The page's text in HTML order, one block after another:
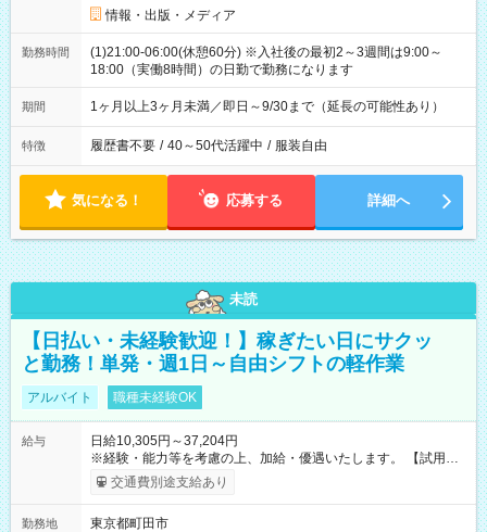
情報・出版・メディア
勤務時間
(1)21:00-06:00(休憩60分) ※入社後の最初2～3週間は9:00～
18:00（実働8時間）の日勤で勤務になります
期間 1ヶ月以上3ヶ月未満／即日～9/30まで（延長の可能性あり）
特徴 履歴書不要 / 40～50代活躍中 / 服装自由
気になる！ 応募する 詳細へ
未読
【日払い・未経験歓迎！】稼ぎたい日にサクッ
と勤務！単発・週1日～自由シフトの軽作業
アルバイト 職種未経験OK
給与
日給10,305円～37,204円
※経験・能力等を考慮の上、加給・優遇いたします。 【試用期
間】試用期間なし
交通費別途支給あり
勤務地
東京都町田市